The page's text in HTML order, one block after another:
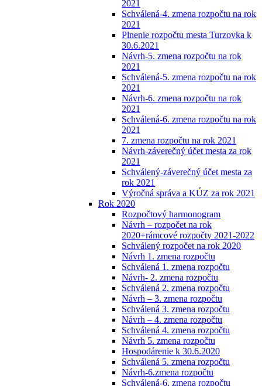
2021
Schválená-4. zmena rozpočtu na rok
2021
Plnenie rozpočtu mesta Turzovka k
30.6.2021
Návrh-5. zmena rozpočtu na rok
2021
Schválená-5. zmena rozpočtu na rok
2021
Návrh-6. zmena rozpočtu na rok
2021
Schválená-6. zmena rozpočtu na rok
2021
7. zmena rozpočtu na rok 2021
Návrh-záverečný účet mesta za rok
2021
Schválený-záverečný účet mesta za
rok 2021
Výročná správa a KÚZ za rok 2021
Rok 2020
Rozpočtový harmonogram
Návrh – rozpočet na rok
2020+rámcové rozpočty 2021-2022
Schválený rozpočet na rok 2020
Návrh 1. zmena rozpočtu
Schválená 1. zmena rozpočtu
Návrh- 2. zmena rozpočtu
Schválená 2. zmena rozpočtu
Návrh – 3. zmena rozpočtu
Schválená 3. zmena rozpočtu
Návrh – 4. zmena rozpočtu
Schválená 4. zmena rozpočtu
Návrh 5. zmena rozpočtu
Hospodárenie k 30.6.2020
Schválená 5. zmena rozpočtu
Návrh-6.zmena rozpočtu
Schválená-6. zmena rozpočtu